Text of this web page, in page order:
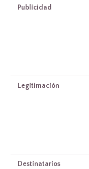
Publicidad
Legitimación
Destinatarios